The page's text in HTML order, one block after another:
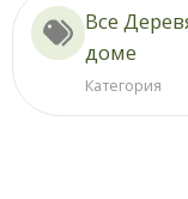
Все
доме
Категория